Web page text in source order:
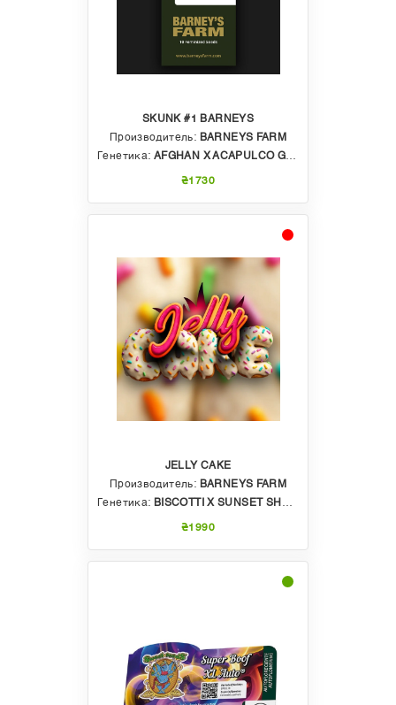
SKUNK #1 BARNEYS
Производитель: BARNEYS FARM
Генетика: AFGHAN X ACAPULCO GOLD X COLOMBIAN GOLD
₴1730
JELLY CAKE
Производитель: BARNEYS FARM
Генетика: BISCOTTI X SUNSET SHERBET
₴1990